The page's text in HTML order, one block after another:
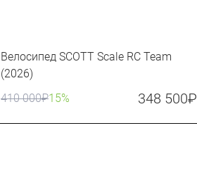
Велосипед SCOTT Scale RC Team
(2026)
410 000₽15% 348 500₽